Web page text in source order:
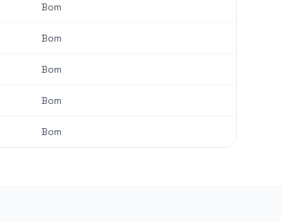
Bom
Bom
Bom
Bom
Bom